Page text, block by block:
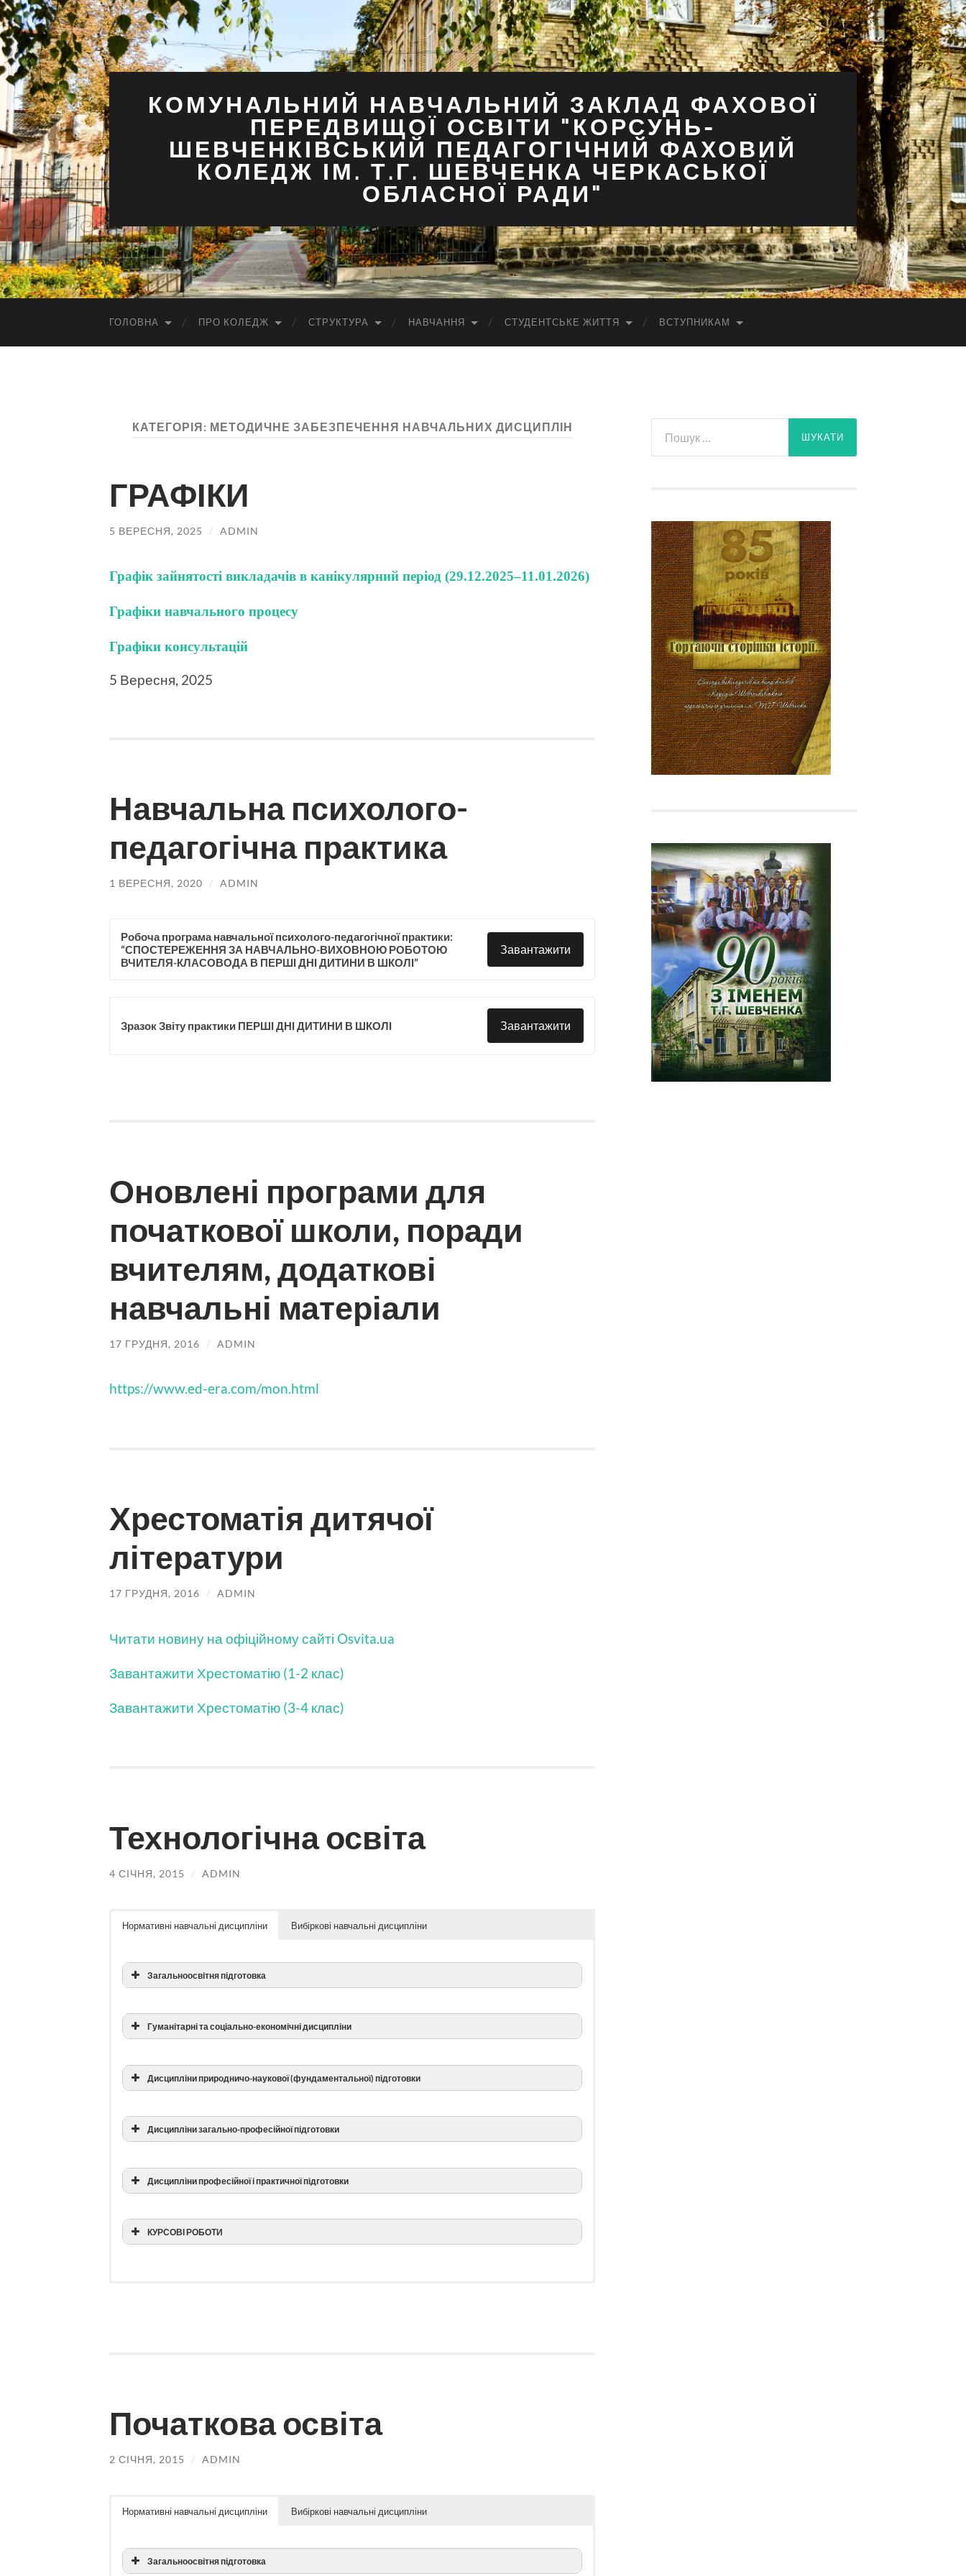
КОМУНАЛЬНИЙ НАВЧАЛЬНИЙ ЗАКЛАД ФАХОВОЇ
ПЕРЕДВИЩОЇ ОСВІТИ "КОРСУНЬ-
ШЕВЧЕНКІВСЬКИЙ ПЕДАГОГІЧНИЙ ФАХОВИЙ
КОЛЕДЖ ІМ. Т.Г. ШЕВЧЕНКА ЧЕРКАСЬКОЇ
ОБЛАСНОЇ РАДИ"
ГОЛОВНА ПРО КОЛЕДЖ СТРУКТУРА НАВЧАННЯ СТУДЕНТСЬКЕ ЖИТТЯ ВСТУПНИКАМ
КАТЕГОРІЯ: МЕТОДИЧНЕ ЗАБЕЗПЕЧЕННЯ НАВЧАЛЬНИХ ДИСЦИПЛІН
ГРАФІКИ
5 ВЕРЕСНЯ, 2025 / ADMIN
Графік зайнятості викладачів в канікулярний період (29.12.2025–11.01.2026)
Графіки навчального процесу
Графіки консультацій
5 Вересня, 2025
Навчальна психолого-
педагогічна практика
1 ВЕРЕСНЯ, 2020 / ADMIN
Робоча програма навчальної психолого-педагогічної практики:
“СПОСТЕРЕЖЕННЯ ЗА НАВЧАЛЬНО-ВИХОВНОЮ РОБОТОЮ
ВЧИТЕЛЯ-КЛАСОВОДА В ПЕРШІ ДНІ ДИТИНИ В ШКОЛІ”
Завантажити
Зразок Звіту практики ПЕРШІ ДНІ ДИТИНИ В ШКОЛІ Завантажити
Оновлені програми для
початкової школи, поради
вчителям, додаткові
навчальні матеріали
17 ГРУДНЯ, 2016 / ADMIN
https://www.ed-era.com/mon.html
Хрестоматія дитячої
літератури
17 ГРУДНЯ, 2016 / ADMIN
Читати новину на офіційному сайті Osvita.ua
Завантажити Хрестоматію (1-2 клас)
Завантажити Хрестоматію (3-4 клас)
Технологічна освіта
4 СІЧНЯ, 2015 / ADMIN
Нормативні навчальні дисципліни Вибіркові навчальні дисципліни
Загальноосвітня підготовка
Гуманітарні та соціально-економічні дисципліни
Дисципліни природничо-наукової (фундаментальної) підготовки
Дисципліни загально-професійної підготовки
Дисципліни професійної і практичної підготовки
КУРСОВІ РОБОТИ
Безперервна педагогічна практика
Практика з додаткової кваліфікації
Початкова освіта
2 СІЧНЯ, 2015 / ADMIN
Нормативні навчальні дисципліни Вибіркові навчальні дисципліни
Загальноосвітня підготовка